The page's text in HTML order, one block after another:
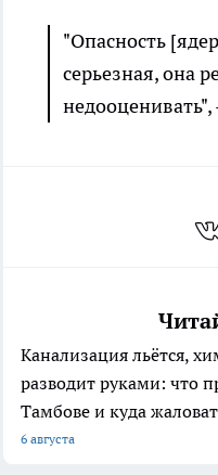
"Опасность
серьезная, она
Канализация льётся,
разводит руками: что
Тамбове и куда
6 августа